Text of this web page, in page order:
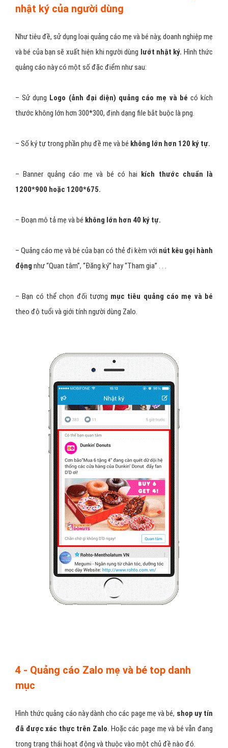
nhật ký của người dùng
Như tiêu đề, sử dụng loại quảng cáo mẹ và bé này, doanh nghiệp mẹ
và bé của bạn sẽ xuất hiện khi người dùng lướt nhật ký. Hình thức
quảng cáo này có một số đặc điểm như sau:
– Sử dụng Logo (ảnh đại diện) quảng cáo mẹ và bé có kích
thước không lớn hơn 300*300, định dạng file bắt buộc là png.
– Số ký tự trong phần phụ đề mẹ và bé không lớn hơn 120 ký tự.
– Banner quảng cáo mẹ và bé có hai kích thước chuẩn là
1200*900 hoặc 1200*675.
– Đoạn mô tả mẹ và bé không lớn hơn 40 ký tự.
– Quảng cáo mẹ và bé của bạn có thẻ đi kèm với nút kêu gọi hành
động như “Quan tâm”, “Đăng ký” hay “Tham gia” . . .
– Bạn có thể chọn đối tượng mục tiêu quảng cáo mẹ và bé
theo độ tuổi và giới tính người dùng Zalo.
4 - Quảng cáo Zalo mẹ và bé top danh
mục
Hình thức quảng cáo này dành cho các page mẹ và bé, shop uy tín
đã được xác thực trên Zalo . Hoặc các page mẹ và bé vẫn đang
trong trạng thái hoạt động và thuộc vào một chủ đề nào đó.